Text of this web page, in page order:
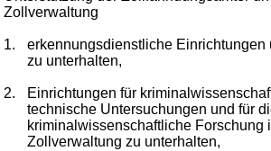
Zollverwaltung
1.
erkennungsdienstliche Einrichtungen
zu unterhalten,
2.
Einrichtungen für
technische Untersuchungen und für
kriminalwissenschaftliche Forschung
Zollverwaltung zu unterhalten,